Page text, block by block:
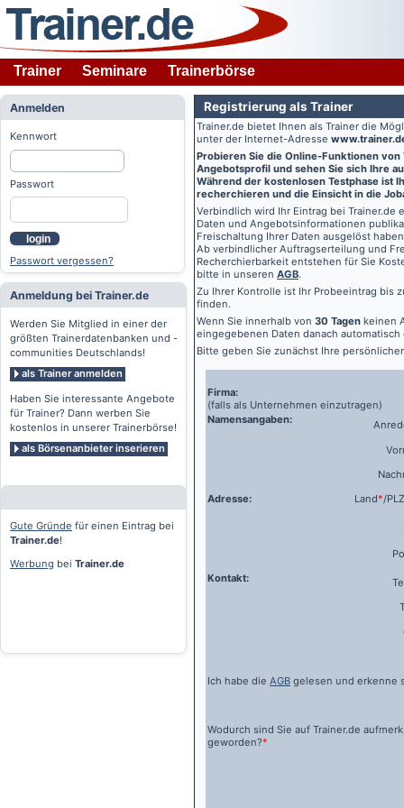
Trainer Seminare Trainerbörse
Anmelden
Kennwort
Passwort
login
Passwort vergessen?
Anmeldung bei Trainer.de
Werden Sie Mitglied in einer der
größten Trainerdatenbanken und -
communities Deutschlands!
als Trainer anmelden
Haben Sie interessante Angebote
für Trainer? Dann werben Sie
kostenlos in unserer Trainerbörse!
als Börsenanbieter inserieren
Gute Gründe für einen Eintrag bei
Trainer.de!
Werbung bei Trainer.de
Registrierung als Trainer
Trainer.de bietet Ihnen als Trainer die
unter der Internet-Adresse
Probieren Sie die Online-Funktionen von
Angebotsprofil und sehen Sie sich Ihre
Während der kostenlosen Testphase ist
recherchieren und die Einsicht in die
Verbindlich wird Ihr Eintrag bei Trainer.de
Daten und Angebotsinformationen
Freischaltung Ihrer Daten ausgelöst
Ab verbindlicher Auftragserteilung und
Recherchierbarkeit entstehen für Sie
bitte in unseren AGB.
Zu Ihrer Kontrolle ist Ihr Probeeintrag bis
finden.
Wenn Sie innerhalb von 30 Tagen keinen
eingegebenen Daten danach automatisch
Bitte geben Sie zunächst Ihre
Firma:
(falls als Unternehmen einzutragen)
Namensangaben:
Adresse:
Land*/PLZ
Kontakt:
Ich habe die AGB gelesen und erkenne
Wodurch sind Sie auf Trainer.de
geworden?*